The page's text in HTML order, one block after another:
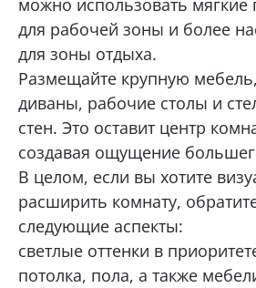
можно использовать мягкие
для рабочей зоны и более
для зоны отдыха.
Размещайте крупную
диваны, рабочие столы и
стен. Это оставит центр
создавая ощущение
В целом, если вы хотите
расширить комнату,
следующие аспекты:
светлые оттенки в
потолка, пола, а также